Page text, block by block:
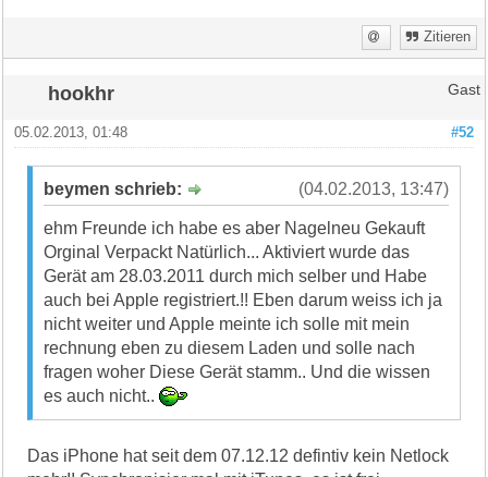
Zitieren
hookhr Gast
#52
05.02.2013, 01:48
(04.02.2013, 13:47)
beymen schrieb:
ehm Freunde ich habe es aber Nagelneu Gekauft
Orginal Verpackt Natürlich... Aktiviert wurde das
Gerät am 28.03.2011 durch mich selber und Habe
auch bei Apple registriert.!! Eben darum weiss ich ja
nicht weiter und Apple meinte ich solle mit mein
rechnung eben zu diesem Laden und solle nach
fragen woher Diese Gerät stamm.. Und die wissen
es auch nicht..
Das iPhone hat seit dem 07.12.12 defintiv kein Netlock